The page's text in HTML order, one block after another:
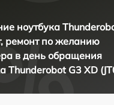
ноутбука
ремонт по желанию
в день обращения
Thunderobot G3 XD